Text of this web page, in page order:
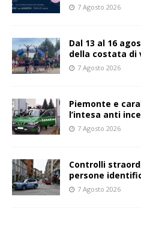
7 Agosto 2026
Dal 13 al 16
della costata di
7 Agosto 2026
Piemonte e
l’intesa anti
7 Agosto 2026
Controlli
persone
7 Agosto 2026